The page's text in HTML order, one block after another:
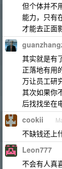
但个体并不
能力，只有
才能去正面
其实就是有
正落地有用
万让员工研
其次如果你
后找找坐在
cookii
不缺钱还上
Leon777
不会有人真